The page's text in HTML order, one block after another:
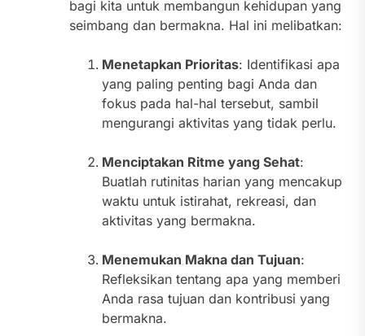
bagi kita untuk membangun kehidupan yang
seimbang dan bermakna. Hal ini melibatkan:
Menetapkan Prioritas: Identifikasi apa
yang paling penting bagi Anda dan
fokus pada hal-hal tersebut, sambil
mengurangi aktivitas yang tidak perlu.
Menciptakan Ritme yang Sehat:
Buatlah rutinitas harian yang mencakup
waktu untuk istirahat, rekreasi, dan
aktivitas yang bermakna.
Menemukan Makna dan Tujuan:
Refleksikan tentang apa yang memberi
Anda rasa tujuan dan kontribusi yang
bermakna.